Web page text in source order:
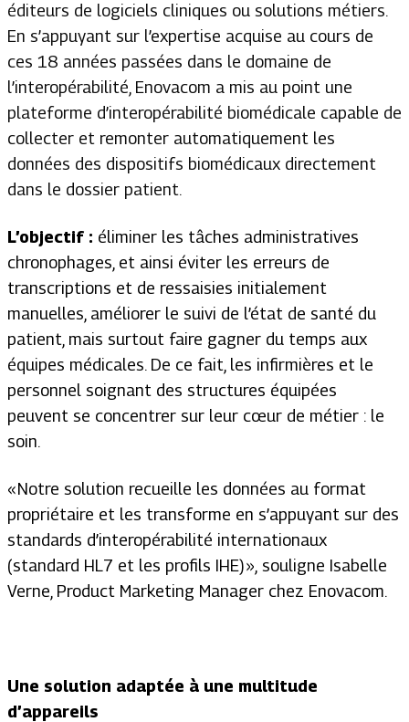
éditeurs de logiciels cliniques ou solutions métiers.
En s’appuyant sur l’expertise acquise au cours de
ces 18 années passées dans le domaine de
l’interopérabilité, Enovacom a mis au point une
plateforme d’interopérabilité biomédicale capable de
collecter et remonter automatiquement les
données des dispositifs biomédicaux directement
dans le dossier patient.
L’objectif : éliminer les tâches administratives
chronophages, et ainsi éviter les erreurs de
transcriptions et de ressaisies initialement
manuelles, améliorer le suivi de l’état de santé du
patient, mais surtout faire gagner du temps aux
équipes médicales. De ce fait, les infirmières et le
personnel soignant des structures équipées
peuvent se concentrer sur leur cœur de métier : le
soin.
« Notre solution recueille les données au format
propriétaire et les transforme en s’appuyant sur des
standards d’interopérabilité internationaux
(standard HL7 et les profils IHE) », souligne Isabelle
Verne, Product Marketing Manager chez Enovacom.
Une solution adaptée à une multitude
d’appareils